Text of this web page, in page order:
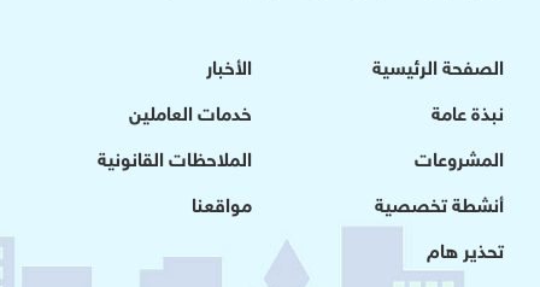
الصفحة الرئيسية
نبذة عامة
المشروعات
أنشطة تخصصية
تحذير هام
الأخبار
خدمات العاملين
الملاحظات القانونية
مواقعنا